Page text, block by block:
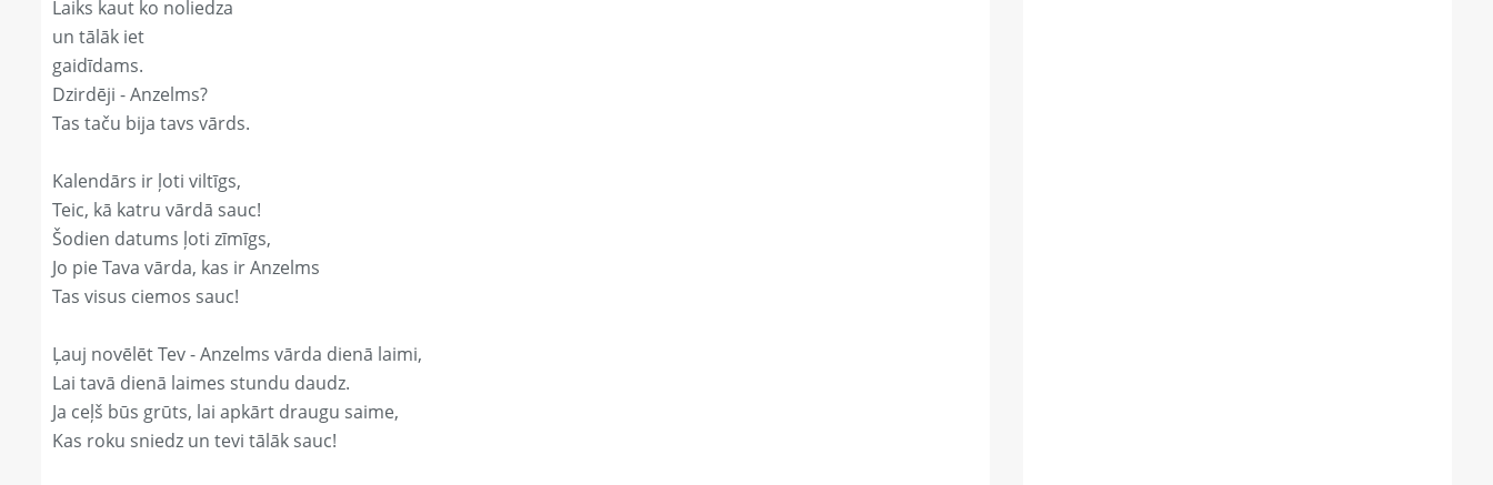
Laiks kaut ko noliedza
un tālāk iet
gaidīdams.
Dzirdēji - Anzelms?
Tas taču bija tavs vārds.
Kalendārs ir ļoti viltīgs,
Teic, kā katru vārdā sauc!
Šodien datums ļoti zīmīgs,
Jo pie Tava vārda, kas ir Anzelms
Tas visus ciemos sauc!
Ļauj novēlēt Tev - Anzelms vārda dienā laimi,
Lai tavā dienā laimes stundu daudz.
Ja ceļš būs grūts, lai apkārt draugu saime,
Kas roku sniedz un tevi tālāk sauc!